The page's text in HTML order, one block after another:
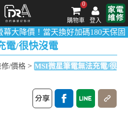
登入
0
購物車
Android手機維修/價格 MacBook維修/價
！當天換好加碼180天保固！活動
電/很快沒電
/價格 > MSI微星筆電無法充電/很